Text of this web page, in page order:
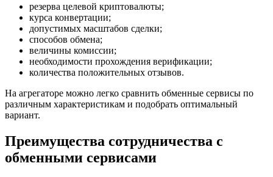
резерва целевой криптовалюты;
курса конвертации;
допустимых масштабов сделки;
способов обмена;
величины комиссии;
необходимости прохождения верификации;
количества положительных отзывов.
На агрегаторе можно легко сравнить обменные сервисы по
различным характеристикам и подобрать оптимальный
вариант.
Преимущества сотрудничества с
обменными сервисами